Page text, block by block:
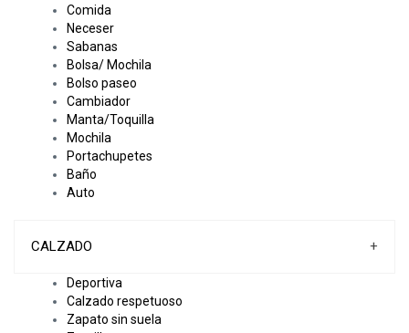
Comida
Neceser
Sabanas
Bolsa/ Mochila
Bolso paseo
Cambiador
Manta/Toquilla
Mochila
Portachupetes
Baño
Auto
CALZADO +
Deportiva
Calzado respetuoso
Zapato sin suela